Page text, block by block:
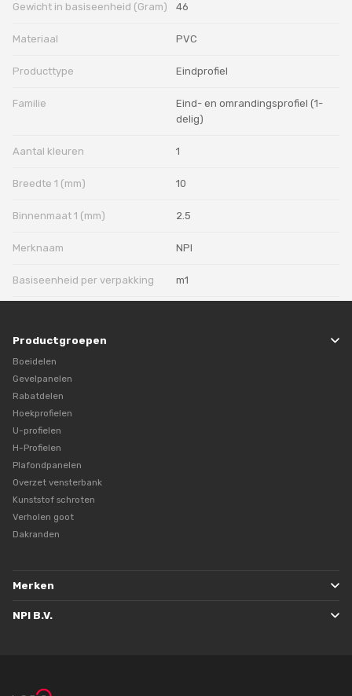
Gewicht in basiseenheid (Gram) 46
Materiaal PVC
Producttype Eindprofiel
Familie
Eind- en omrandingsprofiel (1-
delig)
Aantal kleuren 1
Breedte 1 (mm) 10
Binnenmaat 1 (mm) 2.5
Merknaam NPI
Basiseenheid per verpakking m1
Productgroepen
Boeidelen
Gevelpanelen
Rabatdelen
Hoekprofielen
U-profielen
H-Profielen
Plafondpanelen
Overzet vensterbank
Kunststof schroten
Verholen goot
Dakranden
Merken
NPI B.V.